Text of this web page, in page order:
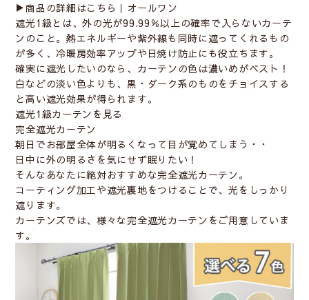
▶︎商品の詳細はこちら｜ オールワン
遮光1級とは、外の光が99.99％以上の確率で入らないカーテ
ンのこと。熱エネルギーや紫外線も同時に遮ってくれるもの
が多く、冷暖房効率アップや日焼け防止にも役立ちます。
確実に遮光したいのなら、カーテンの色は濃いめがベスト！
白などの淡い色よりも、黒・ダーク系のものをチョイスする
と高い遮光効果が得られます。
遮光1級カーテンを見る
完全遮光カーテン
朝日でお部屋全体が明るくなって目が覚めてしまう・・
日中に外の明るさを気にせず眠りたい！
そんなあなたに絶対おすすめな完全遮光カーテン。
コーティング加工や遮光裏地をつけることで、光をしっかり
遮ります。
カーテンズでは、様々な完全遮光カーテンをご用意していま
す。